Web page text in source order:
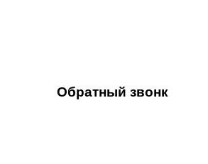
Обратный звонк